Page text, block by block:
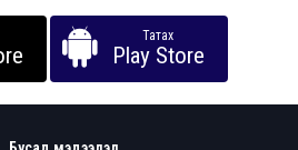
Татах
Play Store